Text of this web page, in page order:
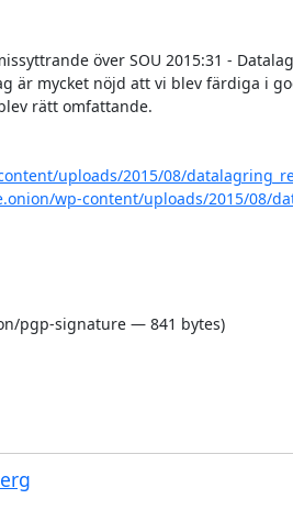
över SOU 2015:31 -
är mycket nöjd att vi blev färdiga i
rätt omfattande.
uploads/2015/08/
wp-content/uploads/2015/08/
pgp-signature — 841 bytes)